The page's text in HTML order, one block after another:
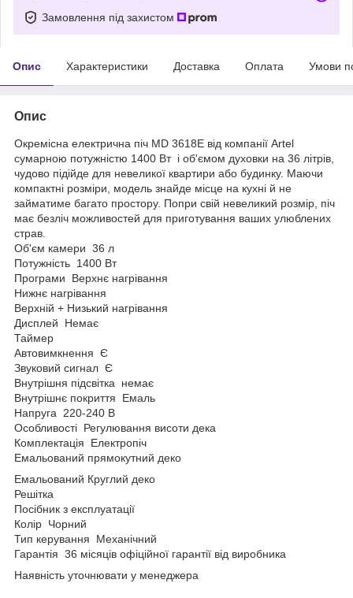
Замовлення під захистом
Опис Характеристики Доставка Оплата Умови
Опис
Окремісна електрична піч MD 3618E від компанії Artel
сумарною потужністю 1400 Вт і об'ємом духовки на 36 літрів,
чудово підійде для невеликої квартири або будинку. Маючи
компактні розміри, модель знайде місце на кухні й не
займатиме багато простору. Попри свій невеликий розмір, піч
має безліч можливостей для приготування ваших улюблених
страв.
Об'єм камери 36 л
Потужність 1400 Вт
Програми Верхнє нагрівання
Нижнє нагрівання
Верхній + Низький нагрівання
Дисплей Немає
Таймер
Автовимкнення Є
Звуковий сигнал Є
Внутрішня підсвітка немає
Внутрішнє покриття Емаль
Напруга 220-240 В
Особливості Регулювання висоти дека
Комплектація Електропіч
Емальований прямокутний деко
Емальований Круглий деко
Решітка
Посібник з експлуатації
Колір Чорний
Тип керування Механічний
Гарантія 36 місяців офіційної гарантії від виробника
Наявність уточнювати у менеджера